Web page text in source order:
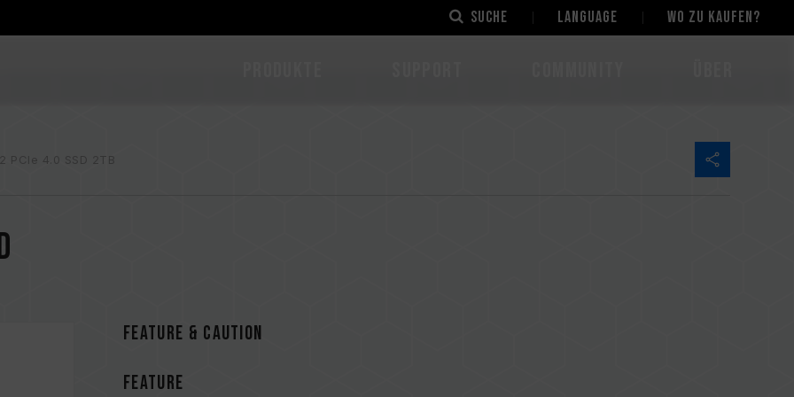
Suche LANGUAGE Wo zu kaufen?
PCIe 4.0 SSD 2TB
FEATURE & CAUTION
FEATURE